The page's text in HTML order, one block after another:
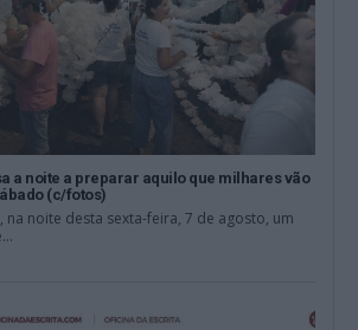
a noite a preparar aquilo que milhares vão
(c/fotos)
na noite desta sexta-feira, 7 de agosto, um